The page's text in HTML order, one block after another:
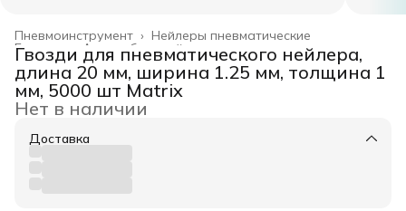
Нейлеры пневматические
Пневмоинструмент ›
Автомобильный инструмент ›
Главная ›
Гвозди для пневматического нейлера,
длина 20 мм, ширина 1.25 мм, толщина 1
мм, 5000 шт Matrix
Нет в наличии
Доставка